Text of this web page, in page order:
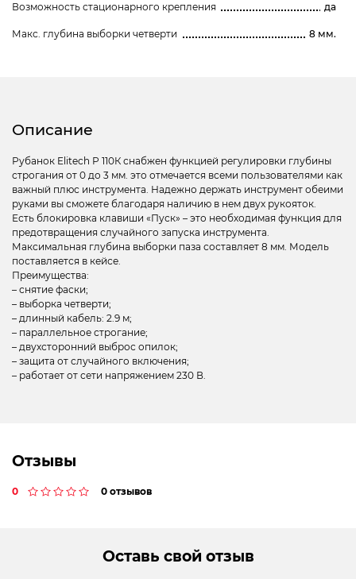
Возможность стационарного крепления да
Макс. глубина выборки четверти 8 мм.
Описание
Рубанок Elitech Р 110К снабжен функцией регулировки глубины
строгания от 0 до 3 мм. это отмечается всеми пользователями как
важный плюс инструмента. Надежно держать инструмент обеими
руками вы сможете благодаря наличию в нем двух рукояток.
Есть блокировка клавиши «Пуск» – это необходимая функция для
предотвращения случайного запуска инструмента.
Максимальная глубина выборки паза составляет 8 мм. Модель
поставляется в кейсе.
Преимущества:
– снятие фаски;
– выборка четверти;
– длинный кабель: 2.9 м;
– параллельное строгание;
– двухсторонний выброс опилок;
– защита от случайного включения;
– работает от сети напряжением 230 В.
Отзывы
0 0 отзывов
Оставь свой отзыв